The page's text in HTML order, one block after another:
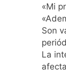
«Mi
Son
La